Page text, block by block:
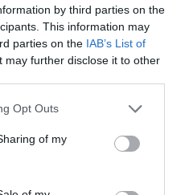
by third parties on the
This information may
parties on the IAB’s List of
may further disclose it to other
Opt Outs
of my
qui ont été condamnés,
peines de prison restent
ont 20 jours pour faire
la filière café-cacao
prison. Pour la trentaine